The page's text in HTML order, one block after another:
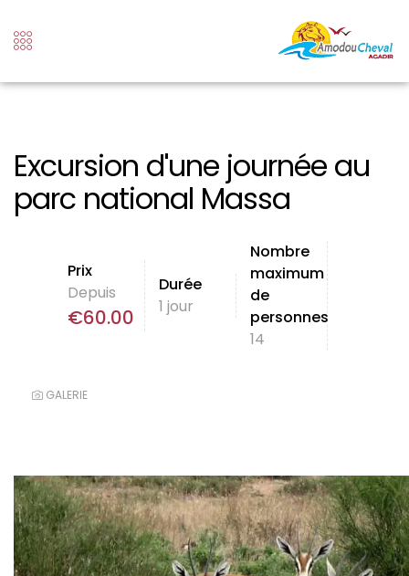
Excursion d'une journée au
parc national Massa
Prix
Depuis
€60.00
Durée
1 jour
Nombre
maximum
de
personnes
14
GALERIE